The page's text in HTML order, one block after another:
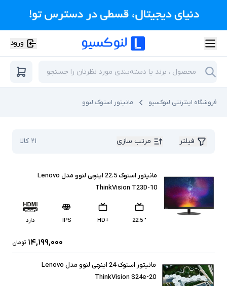
ورود
فروشگاه اینترنتی لنوکسیو مانیتور استوک لنوو
فیلتر مرتب سازی ۲۱ کالا
مانیتور استوک 22.5 اینچی لنوو مدل Lenovo
ThinkVision T23D-10
" 22.5
+HD
IPS دارد
۱۴,۱۹۹,۰۰۰ تومان
مانیتور استوک 24 اینچی لنوو مدل Lenovo
ThinkVision S24e-20